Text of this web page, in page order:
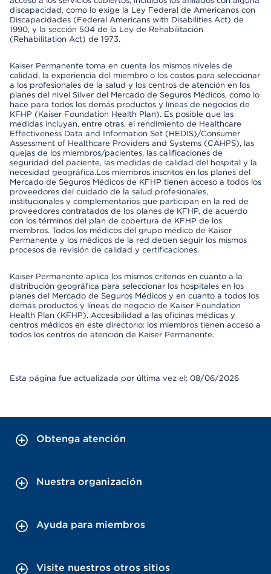
discapacidad, como lo exige la Ley Federal de Americanos con
Discapacidades (Federal Americans with Disabilities Act) de
1990, y la sección 504 de la Ley de Rehabilitación
(Rehabilitation Act) de 1973.
Kaiser Permanente toma en cuenta los mismos niveles de
calidad, la experiencia del miembro o los costos para seleccionar
a los profesionales de la salud y los centros de atención en los
planes del nivel Silver del Mercado de Seguros Médicos, como lo
hace para todos los demás productos y líneas de negocios de
KFHP (Kaiser Foundation Health Plan). Es posible que las
medidas incluyan, entre otras, el rendimiento de Healthcare
Effectiveness Data and Information Set (HEDIS)/Consumer
Assessment of Healthcare Providers and Systems (CAHPS), las
quejas de los miembros/pacientes, las calificaciones de
seguridad del paciente, las medidas de calidad del hospital y la
necesidad geográfica.Los miembros inscritos en los planes del
Mercado de Seguros Médicos de KFHP tienen acceso a todos los
proveedores del cuidado de la salud profesionales,
institucionales y complementarios que participan en la red de
proveedores contratados de los planes de KFHP, de acuerdo
con los términos del plan de cobertura de KFHP de los
miembros. Todos los médicos del grupo médico de Kaiser
Permanente y los médicos de la red deben seguir los mismos
procesos de revisión de calidad y certificaciones.
Kaiser Permanente aplica los mismos criterios en cuanto a la
distribución geográfica para seleccionar los hospitales en los
planes del Mercado de Seguros Médicos y en cuanto a todos los
demás productos y líneas de negocio de Kaiser Foundation
Health Plan (KFHP). Accesibilidad a las oficinas médicas y
centros médicos en este directorio: los miembros tienen acceso a
todos los centros de atención de Kaiser Permanente.
Esta página fue actualizada por última vez el: 08/06/2026
Obtenga atención
Nuestra organización
Ayuda para miembros
Visite nuestros otros sitios